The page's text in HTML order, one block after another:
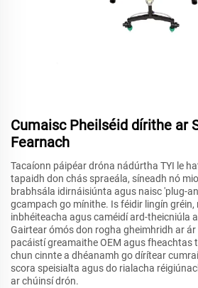
Cumaisc Pheilséid dírithe ar
Fearnach
Tacaíonn páipéar dróna nádúrtha TYI le
tapaidh don chás spraeála, síneadh nó
brabhsála idirnáisiúnta agus naisc 'plug-
gcampach go mínithe. Is féidir lingín
inbhéiteacha agus caméidí ard-theicniúla
Gairtear ómós don rogha gheimhridh ar
pacáistí greamaithe OEM agus fheachtas
chun cinnte a dhéanamh go dírítear
scora speisialta agus do rialacha
ar chúinsí drón.